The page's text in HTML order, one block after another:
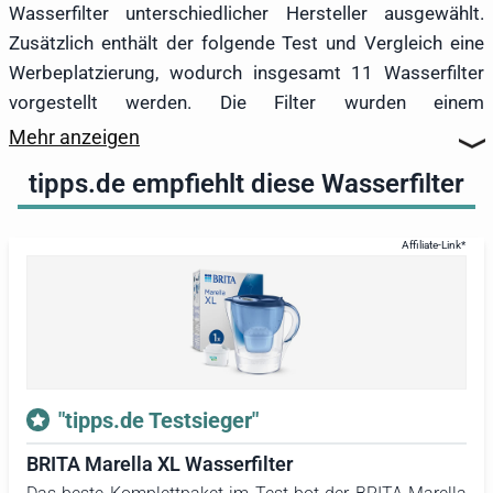
Wasserfilter unterschiedlicher Hersteller ausgewählt.
Zusätzlich enthält der folgende Test und Vergleich eine
Werbeplatzierung, wodurch insgesamt 11 Wasserfilter
vorgestellt werden. Die Filter wurden einem
mehrwöchigen, umfassenden Praxistest unterzogen, in
der Wasserfiltersysteme eingehend geprüft wurden.
Warentest durchgeführt werden, wurden nicht
BRITA Marella XL Wasserfilter
diesem Trinkwasserfilter überzeugten vor allem die
Verarbeitung und die Handhabung. Die integrierte
Filterwechselanzeige funktionierte zuverlässig und
informierte, wann der Filtereinsatz gewechselt werden
musste. Der zweite Platz ging an den
Mehr anzeigen
tipps.de empfiehlt diese Wasserfilter
"tipps.de Testsieger"
BRITA Marella XL Wasserfilter